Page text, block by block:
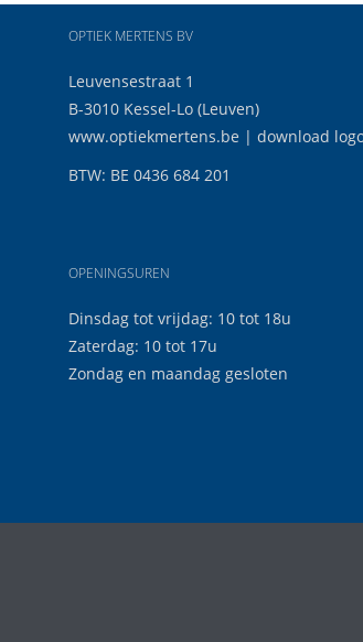
OPTIEK MERTENS BV
Leuvensestraat 1
B-3010 Kessel-Lo (Leuven)
www.optiekmertens.be | download
BTW: BE 0436 684 201
OPENINGSUREN
Dinsdag tot vrijdag: 10 tot 18u
Zaterdag: 10 tot 17u
Zondag en maandag gesloten